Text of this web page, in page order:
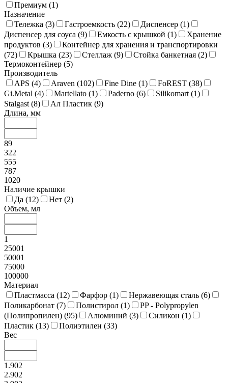
Премиум (1)
Назначение
Тележка (3) Гастроемкость (22) Диспенсер (1)
Диспенсер для соуса (9) Емкость с крышкой (1)
Хранение
продуктов (3)
Контейнер для хранения и транспортировки
(72) Крышка (23) Стеллаж (9) Стойка банкетная (2)
Термоконтейнер (5)
Производитель
APS (4) Araven (102) Fine Dine (1) FoREST (38)
Gi.Metal (4) Martellato (1) Paderno (6) Silikomart (1)
Stalgast (8) Ал Пластик (9)
Длина, мм
89
322
555
787
1020
Наличие крышки
Да (12) Нет (2)
Объем, мл
1
25001
50001
75000
100000
Материал
Пластмасса (12) Фарфор (1) Нержавеющая сталь (6)
Поликарбонат (7) Полистирол (1)
PP - Polypropylen
(Полипропилен) (95) Алюминий (3) Силикон (1)
Пластик (13) Полиэтилен (33)
Вес
1.902
2.902